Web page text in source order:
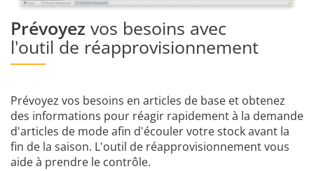
Prévoyez vos besoins avec
l'outil de réapprovisionnement
Prévoyez vos besoins en articles de base et obtenez
des informations pour réagir rapidement à la demande
d'articles de mode afin d'écouler votre stock avant la
fin de la saison. L'outil de réapprovisionnement vous
aide à prendre le contrôle.